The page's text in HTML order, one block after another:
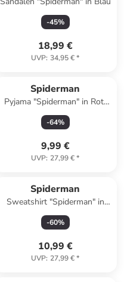
-45%
18,99 €
UVP: 34,95 €*
Spiderman
Pyjama "Spiderman" in Rot/
Dunkelblau
-64%
9,99 €
UVP: 27,99 €*
Spiderman
Sweatshirt "Spiderman" in
Blau
-60%
10,99 €
UVP: 27,99 €*